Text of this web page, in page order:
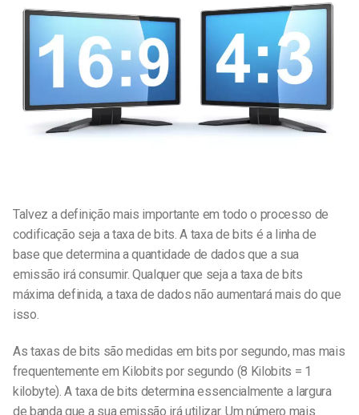
Talvez a definição mais importante em todo o processo de
codificação seja a taxa de bits. A taxa de bits é a linha de
base que determina a quantidade de dados que a sua
emissão irá consumir. Qualquer que seja a taxa de bits
máxima definida, a taxa de dados não aumentará mais do que
isso.
As taxas de bits são medidas em bits por segundo, mas mais
frequentemente em Kilobits por segundo (8 Kilobits = 1
kilobyte). A taxa de bits determina essencialmente a largura
de banda que a sua emissão irá utilizar. Um número mais